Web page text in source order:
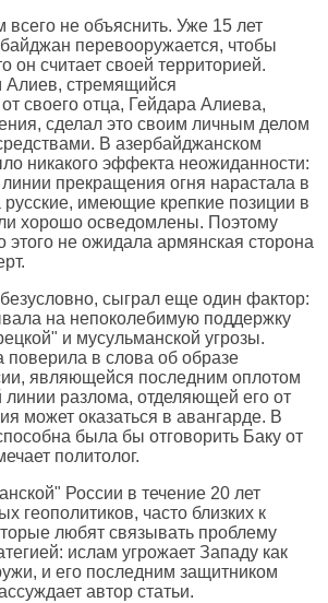
всего не объяснить. Уже 15 лет
перевооружается, чтобы
он считает своей территорией.
Алиев, стремящийся
своего отца, Гейдара Алиева,
сделал это своим личным делом
В азербайджанском
никакого эффекта неожиданности:
прекращения огня нарастала в
русские, имеющие крепкие позиции в
хорошо осведомлены. Поэтому
этого не ожидала армянская сторона
сыграл еще один фактор:
на непоколебимую поддержку
и мусульманской угрозы.
поверила в слова об образе
являющейся последним оплотом
линии разлома, отделяющей его от
может оказаться в авангарде. В
была бы отговорить Баку от
политолог.
России в течение 20 лет
геополитиков, часто близких к
любят связывать проблему
ислам угрожает Западу как
и его последним защитником
автор статьи.